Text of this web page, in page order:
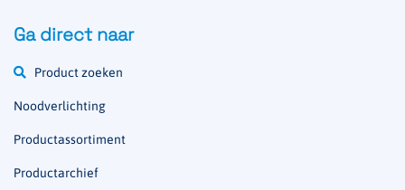
Ga direct naar
Product zoeken
Noodverlichting
Productassortiment
Productarchief